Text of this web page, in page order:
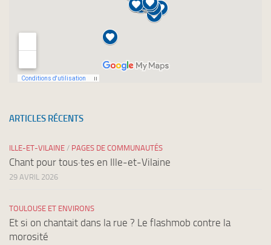
ARTICLES RÉCENTS
ILLE-ET-VILAINE / PAGES DE COMMUNAUTÉS
Chant pour tous·tes en Ille-et-Vilaine
29 AVRIL 2026
TOULOUSE ET ENVIRONS
Et si on chantait dans la rue ? Le flashmob contre la
morosité